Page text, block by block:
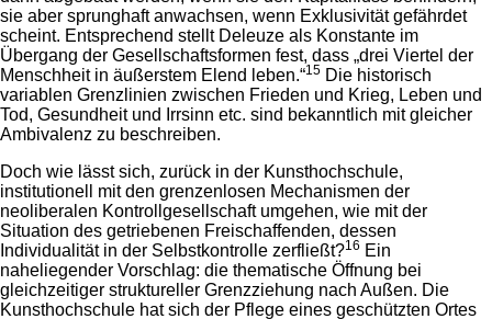
sie aber sprunghaft anwachsen, wenn Exklusivität gefährdet
scheint. Entsprechend stellt Deleuze als Konstante im
Übergang der Gesellschaftsformen fest, dass „drei Viertel der
Menschheit in äußerstem Elend leben.“15 Die historisch
variablen Grenzlinien zwischen Frieden und Krieg, Leben und
Tod, Gesundheit und Irrsinn etc. sind bekanntlich mit gleicher
Ambivalenz zu beschreiben.
Doch wie lässt sich, zurück in der Kunsthochschule,
institutionell mit den grenzenlosen Mechanismen der
neoliberalen Kontrollgesellschaft umgehen, wie mit der
Situation des getriebenen Freischaffenden, dessen
Individualität in der Selbstkontrolle zerfließt?16 Ein
naheliegender Vorschlag: die thematische Öffnung bei
gleichzeitiger struktureller Grenzziehung nach Außen. Die
Kunsthochschule hat sich der Pflege eines geschützten Ortes